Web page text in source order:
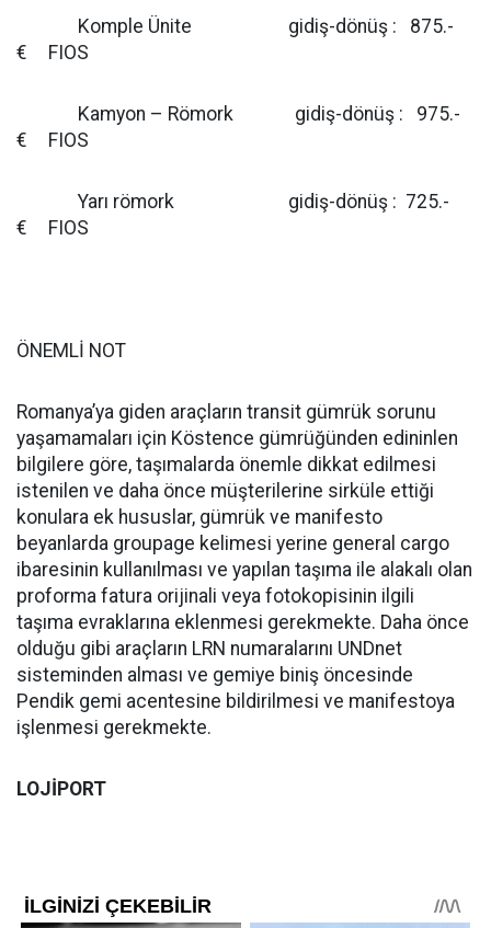
Komple Ünite gidiş-dönüş : 875.-
€ FIOS
Kamyon – Römork gidiş-dönüş : 975.-
€ FIOS
Yarı römork gidiş-dönüş : 725.-
€ FIOS
ÖNEMLİ NOT
Romanya’ya giden araçların transit gümrük sorunu
yaşamamaları için Köstence gümrüğünden edininlen
bilgilere göre, taşımalarda önemle dikkat edilmesi
istenilen ve daha önce müşterilerine sirküle ettiği
konulara ek hususlar, gümrük ve manifesto
beyanlarda groupage kelimesi yerine general cargo
ibaresinin kullanılması ve yapılan taşıma ile alakalı olan
proforma fatura orijinali veya fotokopisinin ilgili
taşıma evraklarına eklenmesi gerekmekte. Daha önce
olduğu gibi araçların LRN numaralarını UNDnet
sisteminden alması ve gemiye biniş öncesinde
Pendik gemi acentesine bildirilmesi ve manifestoya
işlenmesi gerekmekte.
LOJİPORT